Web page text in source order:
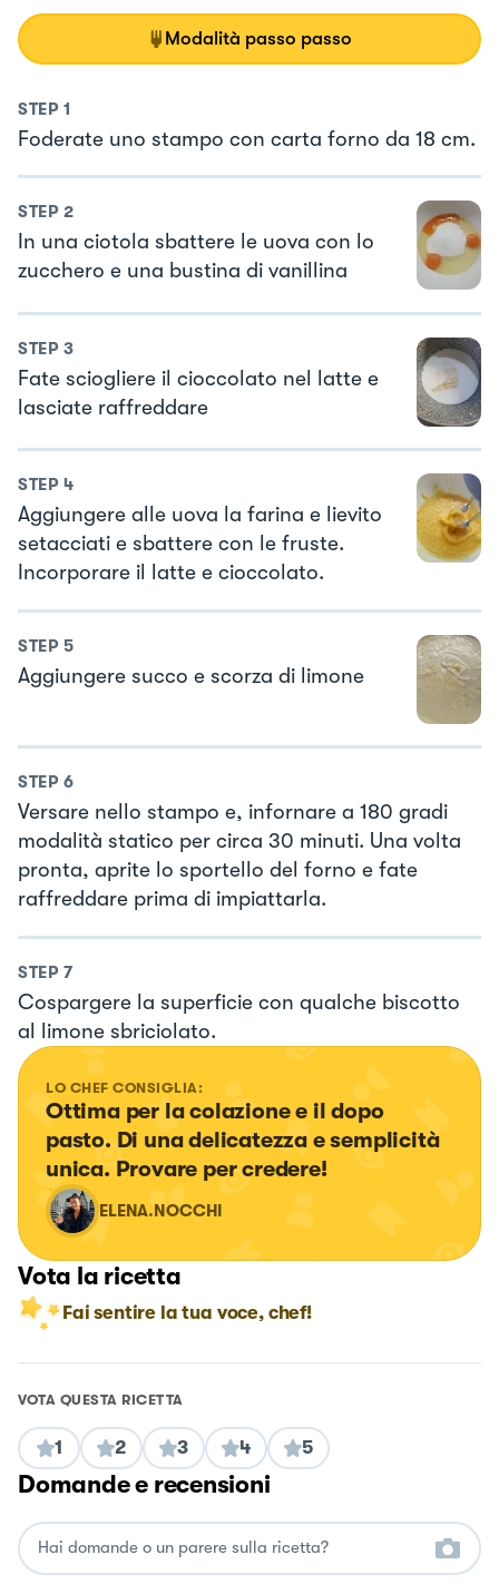
Modalità passo passo
STEP 1
Foderate uno stampo con carta forno da 18 cm.
STEP 2
In una ciotola sbattere le uova con lo
zucchero e una bustina di vanillina
STEP 3
Fate sciogliere il cioccolato nel latte e
lasciate raffreddare
STEP 4
Aggiungere alle uova la farina e lievito
setacciati e sbattere con le fruste.
Incorporare il latte e cioccolato.
STEP 5
Aggiungere succo e scorza di limone
STEP 6
Versare nello stampo e, infornare a 180 gradi
modalità statico per circa 30 minuti. Una volta
pronta, aprite lo sportello del forno e fate
raffreddare prima di impiattarla.
STEP 7
Cospargere la superficie con qualche biscotto
al limone sbriciolato.
LO CHEF CONSIGLIA:
Ottima per la colazione e il dopo
pasto. Di una delicatezza e semplicità
unica. Provare per credere!
ELENA.NOCCHI
Vota la ricetta
Fai sentire la tua voce, chef!
VOTA QUESTA RICETTA
1 2 3 4 5
Domande e recensioni